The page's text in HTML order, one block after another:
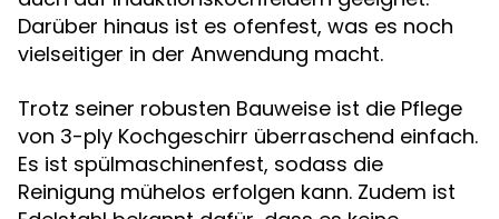
Darüber hinaus ist es ofenfest, was es noch
vielseitiger in der Anwendung macht.
Trotz seiner robusten Bauweise ist die Pflege
von 3-ply Kochgeschirr überraschend einfach.
Es ist spülmaschinenfest, sodass die
Reinigung mühelos erfolgen kann. Zudem ist